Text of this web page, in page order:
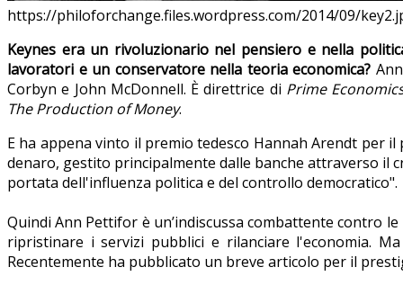
https://philoforchange.files.wordpress.com/2014/09/
Keynes era un rivoluzionario nel pensiero e nella
lavoratori e un conservatore nella teoria economica?
Corbyn e John McDonnell. È direttrice di Prime
The Production of Money.
E ha appena vinto il premio tedesco Hannah Arendt per
denaro, gestito principalmente dalle banche attraverso il
portata dell'influenza politica e del controllo democratico".
Quindi Ann Pettifor è un’indiscussa combattente contro
ripristinare i servizi pubblici e rilanciare l'economia.
Recentemente ha pubblicato un breve articolo per il